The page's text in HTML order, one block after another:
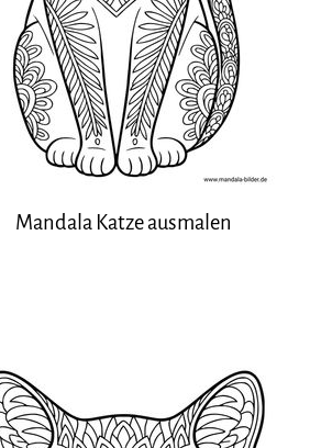
Mandala Katze ausmalen